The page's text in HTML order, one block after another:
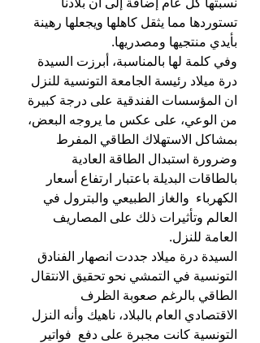
تستوردها مما يثقل كاهلها ويجعلها رهينة
بأيدي منتجيها ومصدريها.
وفي كلمة لها بالمناسبة، أبرزت السيدة
درة ميلاد رئيسة الجامعة التونسية للنزل
ان المؤسسات الفندقية على درجة كبيرة
من الوعي، على عكس ما يروجه البعض،
بمشاكل الاستهلاك الطاقي المفرط
وضرورة استبدال الطاقة العادية
بالطاقات البديلة باعتبار ارتفاع أسعار
الكهرباء  والغاز الطبيعي والبترول في
العالم وتأثيرات ذلك على المصاريف
العامة للنزل.
السيدة درة ميلاد جددت انصهار الفنادق
التونسية في التمشي نحو تحقيق الانتقال
الطاقي بالرغم صعوبة الظرف
الاقتصادي العام بالبلاد، ناهيك وأنه النزل
التونسية كانت مجبرة على دفع  فواتير